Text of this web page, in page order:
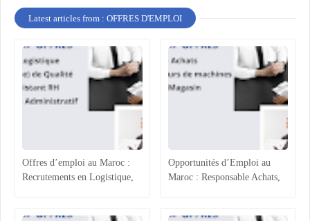
Latest articles from : OFFRES D'EMPLOI
Offres d’emploi au Maroc :
Recrutements en Logistique,
Opportunités d’Emploi au
Maroc : Responsable Achats,